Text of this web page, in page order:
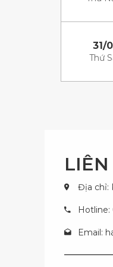
31/
Thứ
LIÊN
Địa chỉ:
Hotline:
Email: